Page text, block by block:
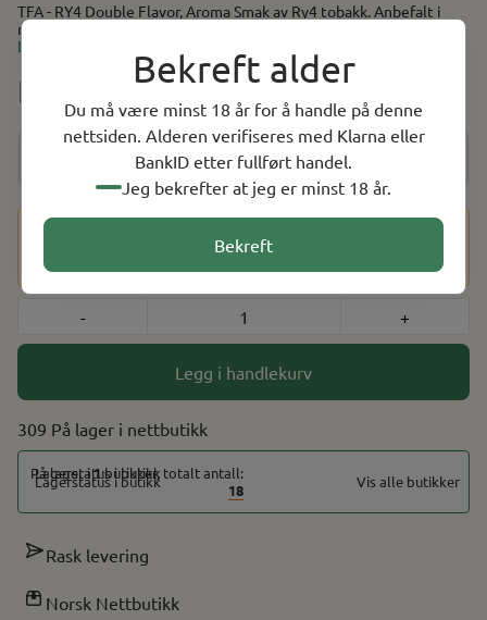
Bekreft alder
Du må være minst 18 år for å handle på denne
nettsiden. Alderen verifiseres med Klarna eller
BankID etter fullført handel.
Jeg bekrefter at jeg er minst 18 år.
Bekreft
TFA - RY4 Double Flavor, Aroma Smak av Ry4 tobakk. Anbefalt i
miks: 3-8% Baser (PG/VG) finner du her. Utstyr og tilbehør
til selvblanding finner du her.
Les mer
NOK 39.00
Dette produktet har en aldersbegrensning på 18 år. Etter at
du har fullført kjøpet, vil du bli bedt om å bekrefte alderen
din ved hjelp av BankID for å fullføre bestillingen.
- +
Legg i handlekurv
309 På lager
På lager i1butikker, totalt antall:
18
Vis alle butikker
Rask levering
Norsk Nettbutikk